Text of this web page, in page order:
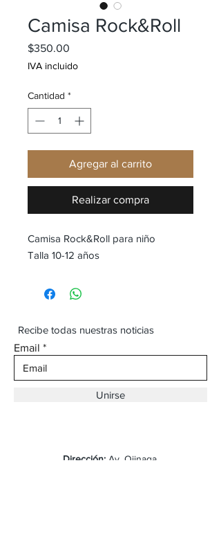
Camisa Rock&Roll
$350.00
IVA incluido
Cantidad *
Agregar al carrito
Realizar compra
Camisa Rock&Roll para niño
Talla 10-12 años
Recibe todas nuestras noticias
Email
Unirse
Dirección: Av. Ojinaga,